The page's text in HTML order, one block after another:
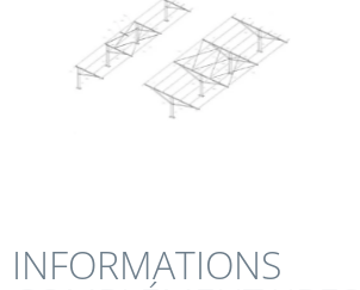
INFORMATIONS